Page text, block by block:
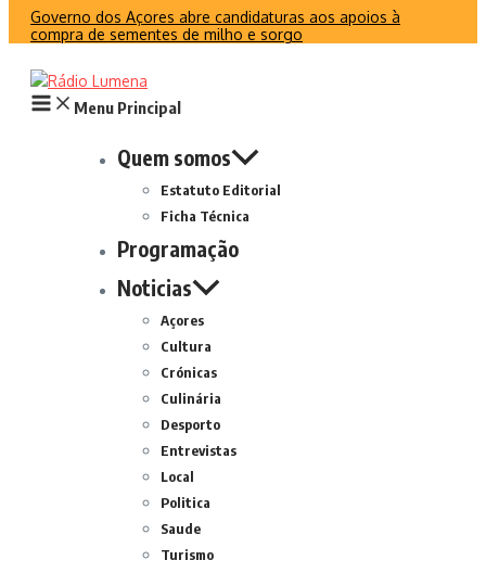
Governo dos Açores abre candidaturas aos apoios à
compra de sementes de milho e sorgo
Menu Principal
Quem somos
Estatuto Editorial
Ficha Técnica
Programação
Noticias
Açores
Cultura
Crónicas
Culinária
Desporto
Entrevistas
Local
Politica
Saude
Turismo